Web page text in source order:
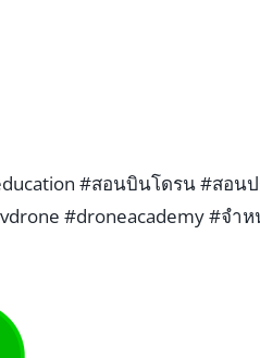
#สอนบินโดรน#สอน
#droneacademy#จำห